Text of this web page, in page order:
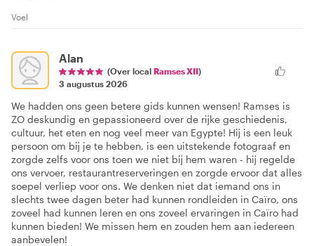
Voel
Alan
(Over local Ramses XII)
3 augustus 2026
We hadden ons geen betere gids kunnen wensen! Ramses is
ZO deskundig en gepassioneerd over de rijke geschiedenis,
cultuur, het eten en nog veel meer van Egypte! Hij is een leuk
persoon om bij je te hebben, is een uitstekende fotograaf en
zorgde zelfs voor ons toen we niet bij hem waren - hij regelde
ons vervoer, restaurantreserveringen en zorgde ervoor dat alles
soepel verliep voor ons. We denken niet dat iemand ons in
slechts twee dagen beter had kunnen rondleiden in Caïro, ons
zoveel had kunnen leren en ons zoveel ervaringen in Caïro had
kunnen bieden! We missen hem en zouden hem aan iedereen
aanbevelen!